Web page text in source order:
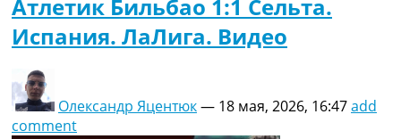
Конкурс прогнозов
Логин
Рейтинги
Турниры
Чемпионат Мира
Атлетик Бильбао 1:1 Сельта.
Испания. ЛаЛига. Видео
Олександр Яцентюк— 18 мая, 2026, 16:47add
comment